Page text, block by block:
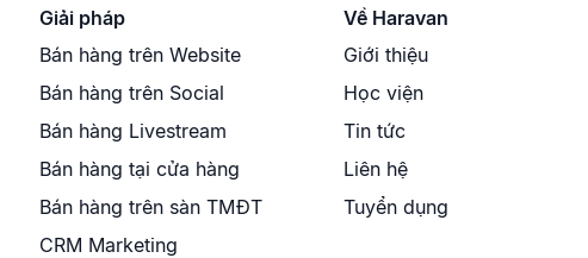
Giải pháp
Bán hàng trên Website
Bán hàng trên Social
Bán hàng Livestream
Bán hàng tại cửa hàng
Bán hàng trên sàn TMĐT
CRM Marketing
Về Haravan
Giới thiệu
Học viện
Tin tức
Liên hệ
Tuyển dụng